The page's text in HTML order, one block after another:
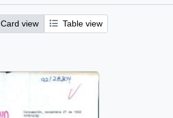
Card view Table view